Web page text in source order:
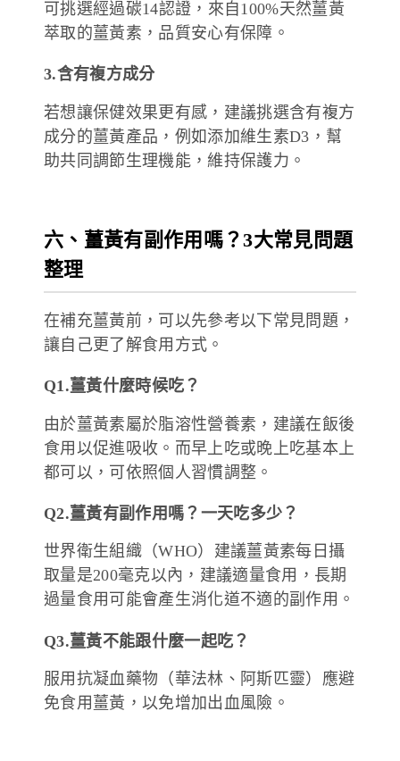
可挑選經過碳14認證，來自100%天然薑黃
萃取的薑黃素，品質安心有保障。
3.含有複方成分
若想讓保健效果更有感，建議挑選含有複方
成分的薑黃產品，例如添加維生素D3，幫
助共同調節生理機能，維持保護力。
六、薑黃有副作用嗎？3大常見問題
整理
在補充薑黃前，可以先參考以下常見問題，
讓自己更了解食用方式。
Q1.薑黃什麼時候吃？
由於薑黃素屬於脂溶性營養素，建議在飯後
食用以促進吸收。而早上吃或晚上吃基本上
都可以，可依照個人習慣調整。
Q2.薑黃有副作用嗎？一天吃多少？
世界衛生組織（WHO）建議薑黃素每日攝
取量是200毫克以內，建議適量食用，長期
過量食用可能會產生消化道不適的副作用。
Q3.薑黃不能跟什麼一起吃？
服用抗凝血藥物（華法林、阿斯匹靈）應避
免食用薑黃，以免增加出血風險。